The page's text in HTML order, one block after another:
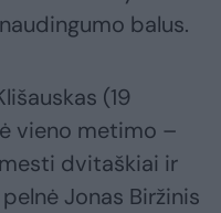
balus.
(19
vieno metimo –
dvitaškiai ir
Jonas Biržinis